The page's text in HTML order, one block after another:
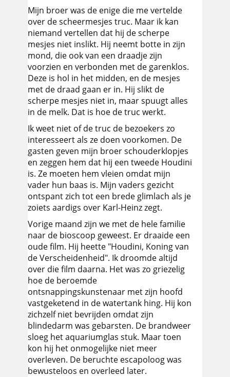
Mijn broer was de enige die me vertelde
over de scheermesjes truc. Maar ik kan
niemand vertellen dat hij de scherpe
mesjes niet inslikt. Hij neemt botte in zijn
mond, die ook van een draadje zijn
voorzien en verbonden met de garenklos.
Deze is hol in het midden, en de mesjes
met de draad gaan er in. Hij slikt de
scherpe mesjes niet in, maar spuugt alles
in de melk. Dat is hoe de truc werkt.
Ik weet niet of de truc de bezoekers zo
interesseert als ze doen voorkomen. De
gasten geven mijn broer schouderklopjes
en zeggen hem dat hij een tweede Houdini
is. Ze moeten hem vleien omdat mijn
vader hun baas is. Mijn vaders gezicht
ontspant zich tot een brede glimlach als je
zoiets aardigs over Karl-Heinz zegt.
Vorige maand zijn we met de hele familie
naar de bioscoop geweest. Er draaide een
oude film. Hij heette "Houdini, Koning van
de Verscheidenheid". Ik droomde altijd
over die film daarna. Het was zo griezelig
hoe de beroemde
ontsnappingskunstenaar met zijn hoofd
vastgeketend in de watertank hing. Hij kon
zichzelf niet bevrijden omdat zijn
blindedarm was gebarsten. De brandweer
sloeg het aquariumglas stuk. Maar toen
kon hij het onmogelijke niet meer
overleven. De beruchte escapoloog was
bewusteloos en overleed later.